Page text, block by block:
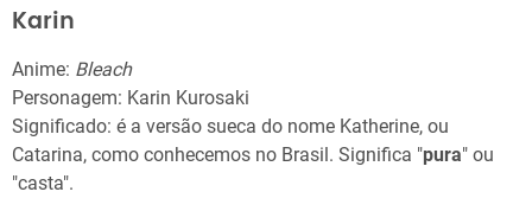
Karin
Anime: Bleach
Personagem: Karin Kurosaki
Significado: é a versão sueca do nome Katherine, ou
Catarina, como conhecemos no Brasil. Significa "pura" ou
"casta".